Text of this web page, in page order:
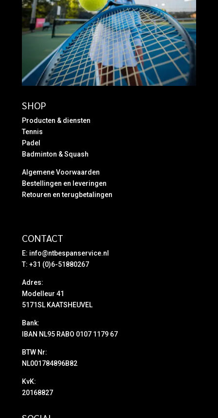
SHOP
Producten & diensten
Tennis
Padel
Badminton & Squash
Algemene Voorwaarden
Bestellingen en leveringen
Retouren en terugbetalingen
CONTACT
E: info@ntbespanservice.nl
T: +31 (0)6-51880267
Adres:
Modelleur 41
5171SL KAATSHEUVEL
Bank:
IBAN NL95 RABO 0107 1179 67
BTW Nr:
NL001784896B82
KvK:
20168827